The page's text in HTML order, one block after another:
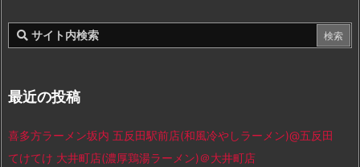
最近の投稿
喜多方ラーメン坂内 五反田駅前店(和風冷やしラーメン)@五反田
てけてけ 大井町店(濃厚鶏湯ラーメン)＠大井町店